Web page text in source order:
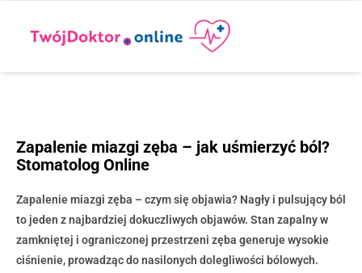
Zapalenie miazgi zęba – jak uśmierzyć ból?
Stomatolog Online
Zapalenie miazgi zęba – czym się objawia? Nagły i pulsujący ból
to jeden z najbardziej dokuczliwych objawów. Stan zapalny w
zamkniętej i ograniczonej przestrzeni zęba generuje wysokie
ciśnienie, prowadząc do nasilonych dolegliwości bólowych.